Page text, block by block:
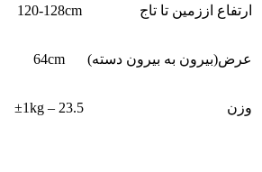
ارتفاع اززمین تا تاج 120-128cm
عرض(بیرون به بیرون دسته) 64cm
وزن 23.5 – ±1kg